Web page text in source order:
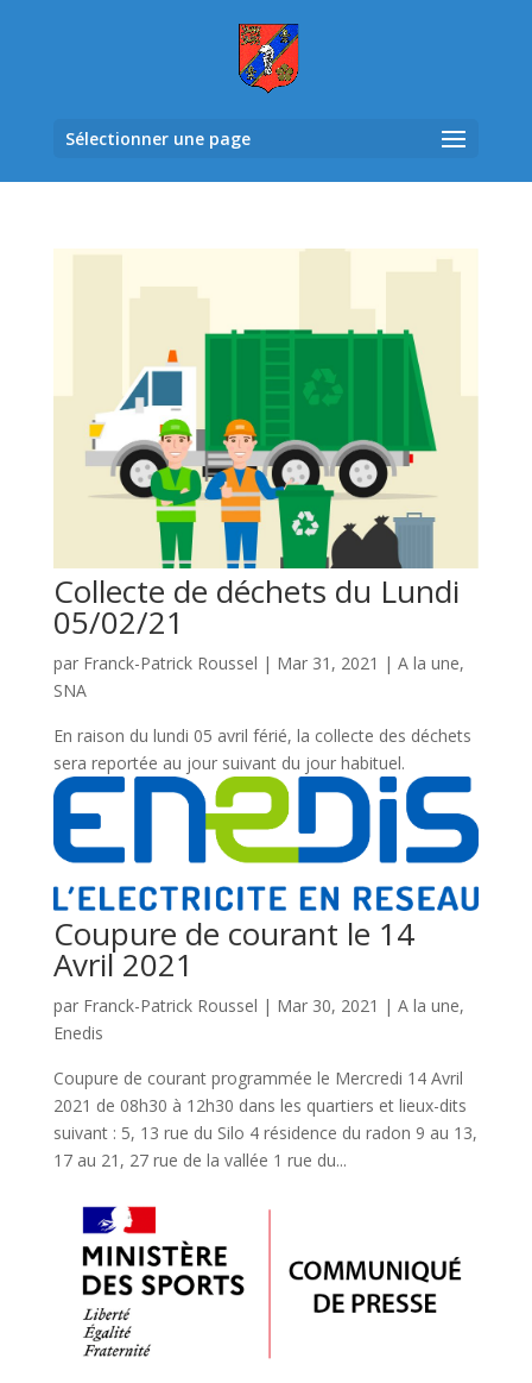
Sélectionner une page
Collecte de déchets du Lundi
05/02/21
par Franck-Patrick Roussel | Mar 31, 2021 | A la une,
SNA
En raison du lundi 05 avril férié, la collecte des déchets
sera reportée au jour suivant du jour habituel.
Coupure de courant le 14
Avril 2021
par Franck-Patrick Roussel | Mar 30, 2021 | A la une,
Enedis
Coupure de courant programmée le Mercredi 14 Avril
2021 de 08h30 à 12h30 dans les quartiers et lieux-dits
suivant : 5, 13 rue du Silo 4 résidence du radon 9 au 13,
17 au 21, 27 rue de la vallée 1 rue du...